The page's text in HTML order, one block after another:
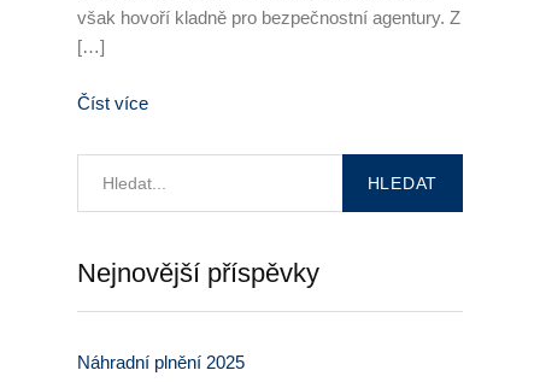
Napojení na PCO
Náhradní plnění 2025
Zaměstnávání OZP
však hovoří kladně pro bezpečnostní agentury. Z
[…]
Číst více
Nejnovější příspěvky
Náhradní plnění 2025